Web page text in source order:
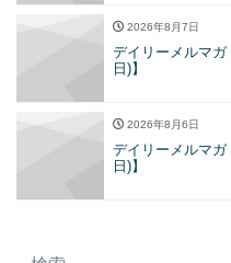
2026年8月7日
デイリーメルマ
日)】
2026年8月6日
デイリーメルマ
日)】